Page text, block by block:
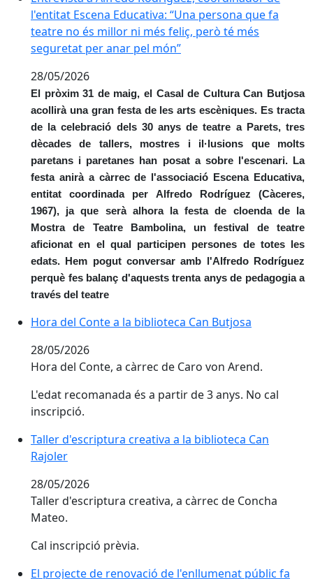
l'entitat Escena Educativa: “Una persona que fa
teatre no és millor ni més feliç, però té més
seguretat per anar pel món”
28/05/2026
El pròxim 31 de maig, el Casal de Cultura Can Butjosa
acollirà una gran festa de les arts escèniques. Es tracta
de la celebració dels 30 anys de teatre a Parets, tres
dècades de tallers, mostres i il·lusions que molts
paretans i paretanes han posat a sobre l'escenari. La
festa anirà a càrrec de l'associació Escena Educativa,
entitat coordinada per Alfredo Rodríguez (Càceres,
1967), ja que serà alhora la festa de cloenda de la
Mostra de Teatre Bambolina, un festival de teatre
aficionat en el qual participen persones de totes les
edats. Hem pogut conversar amb l'Alfredo Rodríguez
perquè fes balanç d'aquests trenta anys de pedagogia a
través del teatre
Hora del Conte a la biblioteca Can Butjosa
28/05/2026
Hora del Conte, a càrrec de Caro von Arend.
L'edat recomanada és a partir de 3 anys. No cal
inscripció.
Taller d'escriptura creativa a la biblioteca Can
Rajoler
28/05/2026
Taller d'escriptura creativa, a càrrec de Concha
Mateo.
Cal inscripció prèvia.
El projecte de renovació de l'enllumenat públic fa un
El projecte de renovació de l'enllumenat públic fa